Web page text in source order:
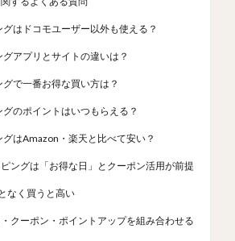
グはドコモユーザー以外も使える？
アプリとサイトの違いは？
で一番お得な買い方は？
のポイントはいつもらえる？
グはAmazon・楽天と比べて安い？
ングは「お得な日」とクーポン活用が前提
なく買うと高い
クーポン・ポイントアップを組み合わせる